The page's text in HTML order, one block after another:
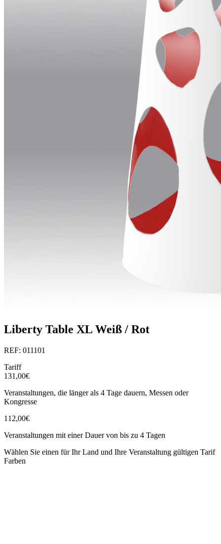
Liberty Table XL Weiß / Rot
REF: 011101
Tariff
131,00€
Veranstaltungen, die länger als 4 Tage dauern, Messen oder
Kongresse
112,00€
Veranstaltungen mit einer Dauer von bis zu 4 Tagen
Wählen Sie einen für Ihr Land und Ihre Veranstaltung gültigen Tarif
Farben